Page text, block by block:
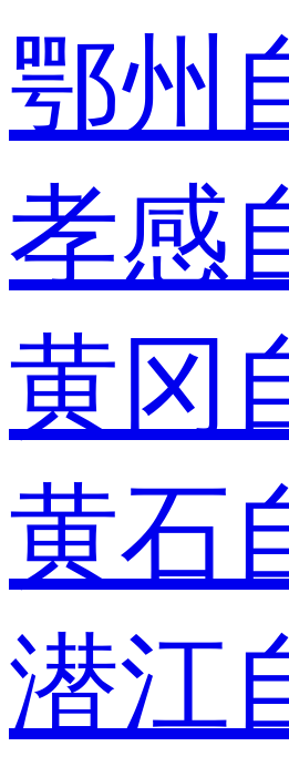
鄂州
孝感
黄冈
黄石
潜江